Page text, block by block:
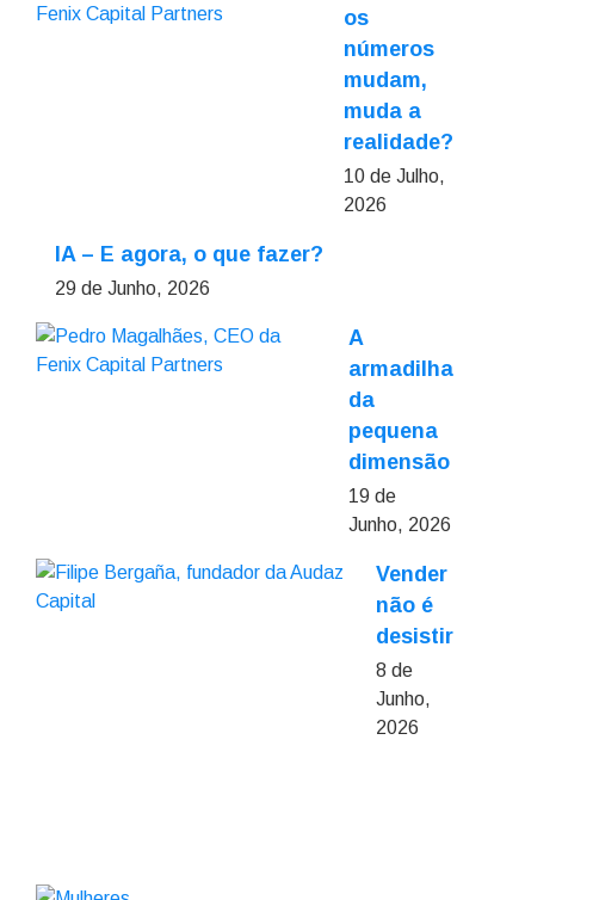
os
números
mudam,
muda a
realidade?
10 de Julho,
2026
IA – E agora, o que fazer?
29 de Junho, 2026
A
armadilha
da
pequena
dimensão
19 de
Junho, 2026
Vender
não é
desistir
8 de
Junho,
2026